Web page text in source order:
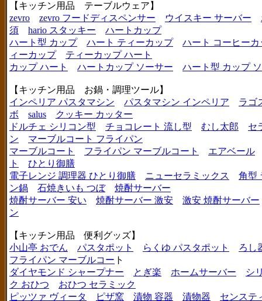
【キッチン用品 テーブルウェア】
zevro
zevro フードディスペンサー ウイスキー サーバー
須
hario スタッキー
ハートカップ
ハート型 カップ
ハート ティーカップ
ハート コーヒーカ
ィーカップ
ティーカップ ハート
カップ ハート
ハートカップ ソーサー ハート型 カップ
【キッチン用品 お鍋・調理ツール】
インペリア パスタマシン
パスタマシン インペリア
ラゴ
ボ
salus
クッキー カッター
ドルチェ シリコン型
チョコレート 流し型 むし太郎
セ
ン
マーブルコート フライパン
マーブルコート
フライパン マーブルコート
エアベール
ト
ひとり御膳
電子レンジ 調理器 ひとり御膳
ニューセラミックス
角型
ン鍋
石焼きいも つぼ
焼酎サーバー
焼酎サーバー 安い
焼酎サーバー 激安
激安 焼酎サーバー
ン
【キッチン用品 便利グッズ】
小山亭 おでん
パスタポット らくゆ パスタポット
ろし
フライパン マーブルコー ト
ダイヤモンド シャープナー
とぎ楽 ホームサーバー
シ
ク おひつ
おひつ セラミック
ピッツァ ヴィータ
ピザ窯 漬物 容器 漬物器 センステ